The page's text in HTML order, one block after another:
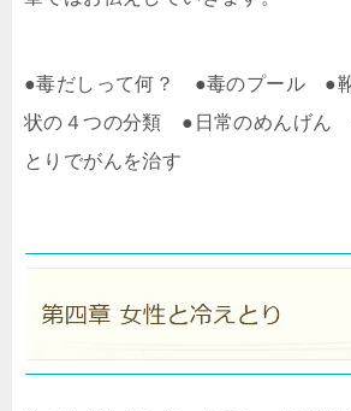
●毒だしって何？ ●毒のプール ●
状の４つの分類 ●日常のめんげ
とりでがんを治す